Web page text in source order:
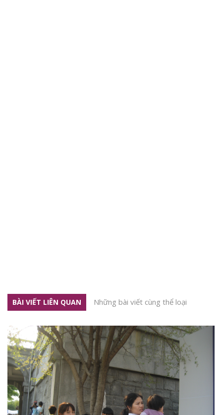
BÀI VIẾT LIÊN QUAN Những bài viết cùng thể loại